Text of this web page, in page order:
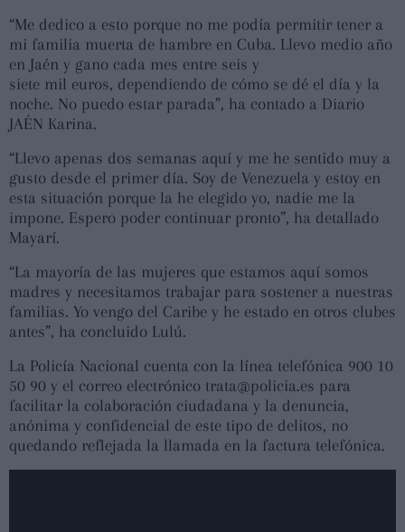
“Me dedico a esto porque no me podía permitir tener a
mi familia muerta de hambre en Cuba. Llevo medio año
en Jaén y gano cada mes entre seis y
siete mil euros, dependiendo de cómo se dé el día y la
noche. No puedo estar parada”, ha contado a Diario
JAÉN Karina.
“Llevo apenas dos semanas aquí y me he sentido muy a
gusto desde el primer día. Soy de Venezuela y estoy en
esta situación porque la he elegido yo, nadie me la
impone. Espero poder continuar pronto”, ha detallado
Mayarí.
“La mayoría de las mujeres que estamos aquí somos
madres y necesitamos trabajar para sostener a nuestras
familias. Yo vengo del Caribe y he estado en otros clubes
antes”, ha concluido Lulú.
La Policía Nacional cuenta con la línea telefónica 900 10
50 90 y el correo electrónico trata@policia.es para
facilitar la colaboración ciudadana y la denuncia,
anónima y confidencial de este tipo de delitos, no
quedando reflejada la llamada en la factura telefónica.